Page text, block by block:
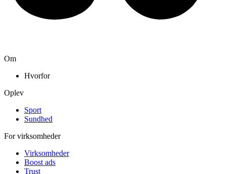
Om
Hvorfor
Oplev
Sport
Sundhed
For virksomheder
Virksomheder
Boost ads
Trust